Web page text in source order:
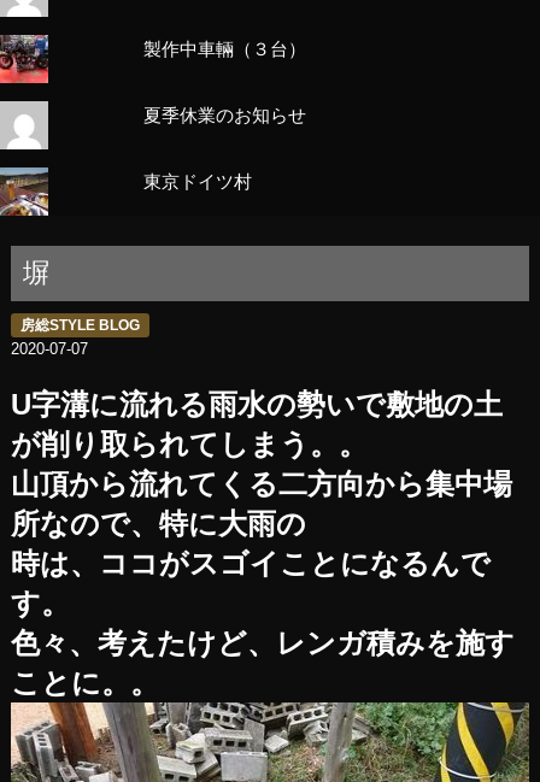
製作中車輛（３台）
夏季休業のお知らせ
東京ドイツ村
塀
房総STYLE BLOG
2020-07-07
U字溝に流れる雨水の勢いで敷地の土
が削り取られてしまう。。
山頂から流れてくる二方向から集中場
所なので、特に大雨の
時は、ココがスゴイことになるんで
す。
色々、考えたけど、レンガ積みを施す
ことに。。